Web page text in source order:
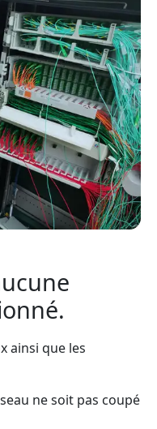
ainsi que les
ne soit pas coupé